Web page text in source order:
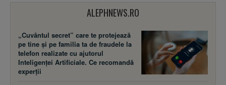
ALEPHNEWS.RO
„Cuvântul secret” care te protejează
pe tine și pe familia ta de fraudele la
telefon realizate cu ajutorul
Inteligenței Artificiale. Ce recomandă
experții